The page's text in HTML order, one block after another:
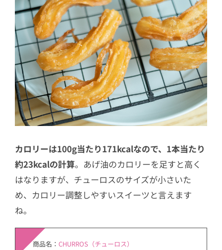
カロリーは100g当たり171kcalなので、1本当たり
約23kcalの計算。あげ油のカロリーを足すと高く
はなりますが、チューロスのサイズが小さいた
め、カロリー調整しやすいスイーツと言えます
ね。
商品名： CHURROS（チューロス）